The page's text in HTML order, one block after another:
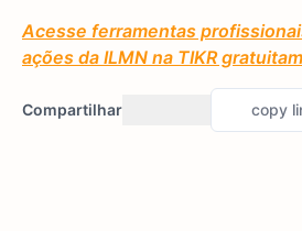
Acesse ferramentas
ações da ILMN na TIKR
Compartilhar copy